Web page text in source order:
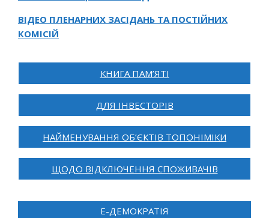
ВІДЕО ПЛЕНАРНИХ ЗАСІДАНЬ ТА ПОСТІЙНИХ
КОМІСІЙ
КНИГА ПАМ’ЯТІ
ДЛЯ ІНВЕСТОРІВ
НАЙМЕНУВАННЯ ОБ’ЄКТІВ ТОПОНІМІКИ
ЩОДО ВІДКЛЮЧЕННЯ СПОЖИВАЧІВ
Е-ДЕМОКРАТІЯ